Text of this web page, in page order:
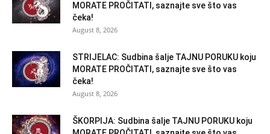
MORATE PROČITATI, saznajte sve što vas
čeka!
August 8, 2026
STRIJELAC: Sudbina šalje TAJNU PORUKU koju
MORATE PROČITATI, saznajte sve što vas
čeka!
August 8, 2026
ŠKORPIJA: Sudbina šalje TAJNU PORUKU koju